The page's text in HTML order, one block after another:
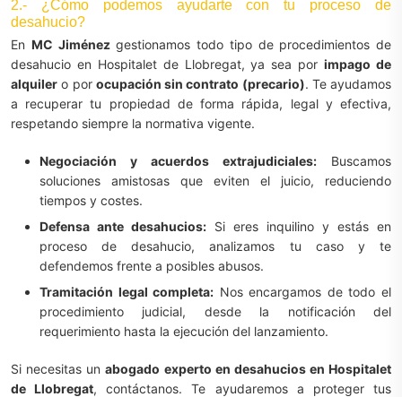
2.- ¿Cómo podemos ayudarte con tu proceso de
desahucio?
En MC Jiménezgestionamos todo tipo de procedimientos de
desahucio en Hospitalet de Llobregat, ya sea porimpago de
alquiler o por ocupación sin contrato (precario). Te ayudamos
a recuperar tu propiedad de forma rápida, legal y efectiva,
respetando siempre la normativa vigente.
Negociación y acuerdos extrajudiciales: Buscamos
soluciones amistosas que eviten el juicio, reduciendo
tiempos y costes.
Defensa ante desahucios: Si eres inquilino y estás en
proceso de desahucio, analizamos tu caso y te
defendemos frente a posibles abusos.
Tramitación legal completa: Nos encargamos de todo el
procedimiento judicial, desde la notificación del
requerimiento hasta la ejecución del lanzamiento.
Si necesitas unabogado experto en desahucios en Hospitalet
de Llobregat, contáctanos. Te ayudaremos a proteger tus